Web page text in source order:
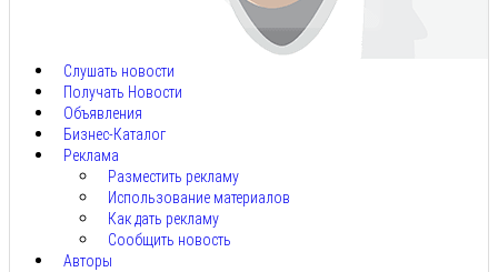
Слушать новости
Получать Новости
Объявления
Бизнес-Каталог
Реклама
Разместить рекламу
Использование материалов
Как дать рекламу
Сообщить новость
Авторы